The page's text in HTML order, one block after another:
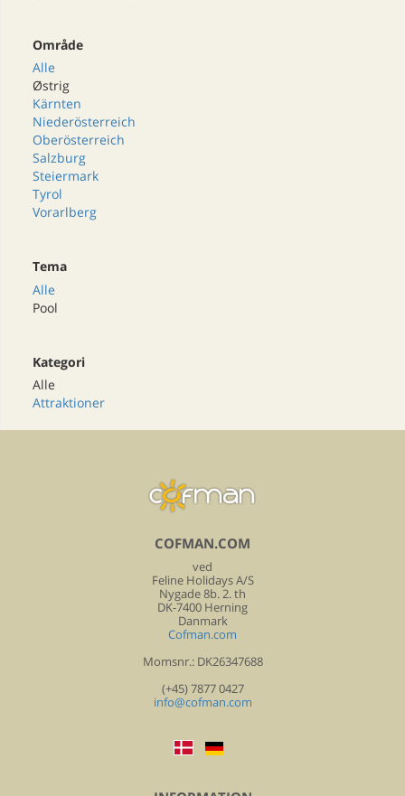
Område
Alle
Østrig
Kärnten
Niederösterreich
Oberösterreich
Salzburg
Steiermark
Tyrol
Vorarlberg
Tema
Alle
Pool
Kategori
Alle
Attraktioner
COFMAN.COM
ved
Feline Holidays A/S
Nygade 8b. 2. th
DK-7400 Herning
Danmark
Cofman.com
Momsnr.: DK26347688
(+45) 7877 0427
info@cofman.com